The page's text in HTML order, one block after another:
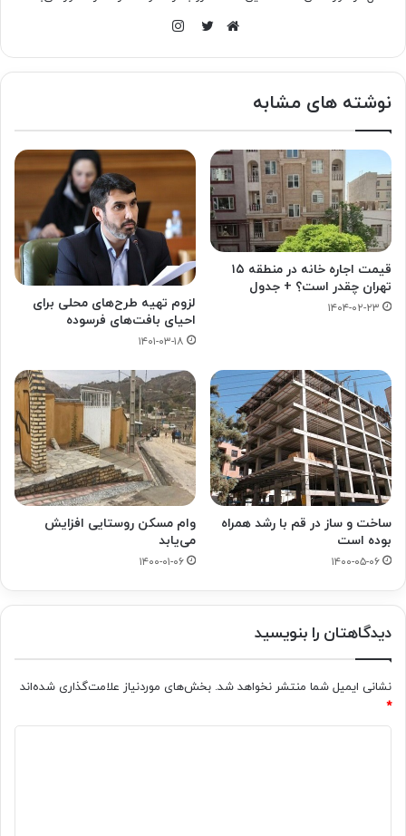
نوشته های مشابه
قیمت اجاره خانه در منطقه ۱۵
تهران چقدر است؟ + جدول
۱۴۰۴-۰۲-۲۳
لزوم تهیه طرح‌های محلی برای
احیای بافت‌های فرسوده
۱۴۰۱-۰۳-۱۸
ساخت و ساز در قم با رشد همراه
بوده است
۱۴۰۰-۰۵-۰۶
وام مسکن روستایی افزایش
می‌یابد
۱۴۰۰-۰۱-۰۶
دیدگاهتان را بنویسید
نشانی ایمیل شما منتشر نخواهد شد. بخش‌های موردنیاز علامت‌گذاری شده‌اند
*